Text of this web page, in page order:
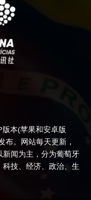
本(苹果和安卓版
布。网站每天更新，
闻为主，分为葡萄牙
技、经济、政治、生